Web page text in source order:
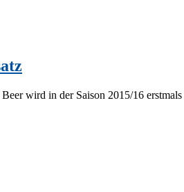
wird in der Sai­son 2015/16